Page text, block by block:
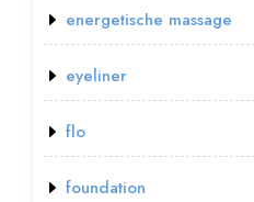
energetische massage
eyeliner
flo
foundation